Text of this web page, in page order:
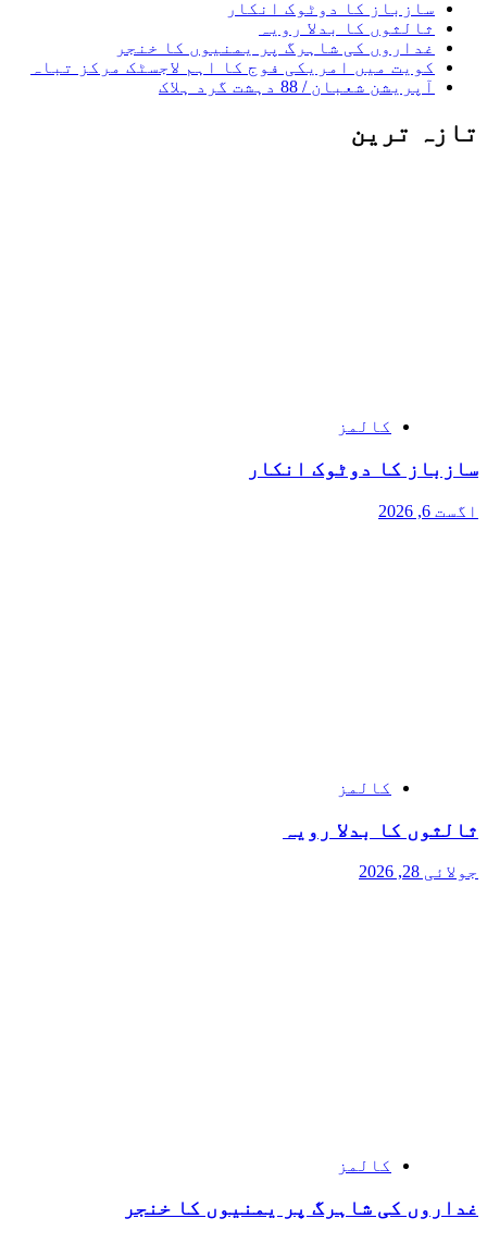
سازباز کا دوٹوک انکار
ثالثوں کا بدلا رویہ
غداروں کی شاہرگ پر یمنیوں کا خنجر
کویت میں امریکی فوج کا اہم لاجسٹک مرکز تباہ
آپریشن شعبان / 88 دہشت گرد ہلاک
تازہ ترین
کالمز
سازباز کا دوٹوک انکار
اگست 6, 2026
کالمز
ثالثوں کا بدلا رویہ
جولائی 28, 2026
کالمز
غداروں کی شاہرگ پر یمنیوں کا خنجر